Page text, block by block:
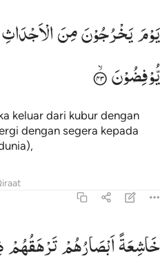
يوم يخرجون من الاجداث سراعا
يَوْمَ يَخْرُجُونَ مِنَ ٱلْأَجْدَاثِ سِرَاعًۭا
یَوْمَیَخْرُجُوْنَمِنَالْاَجْدَاثِ
یُّوْفِضُوْنَ
keluar dari kubur dengan
dengan segera kepada
خاشعة ابصارهم ترهقهم ذلة ذالك
خَـٰشِعَةً أَبْصَـٰرُهُمْ تَرْهَقُهُمْ ذِلَّةٌۭ ۚ ذَٰلِكَ
خَاشِعَةًاَبْصَارُهُمْتَرْهَقُهُمْ